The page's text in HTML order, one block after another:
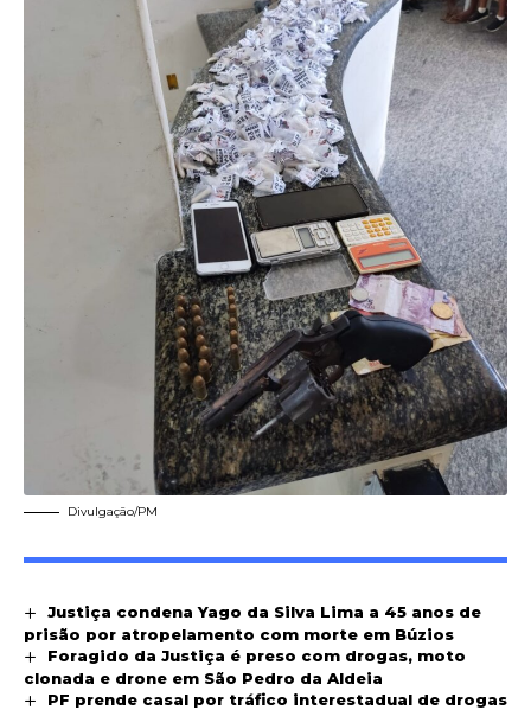
Divulgação/PM
Justiça condena Yago da Silva Lima a 45 anos de
prisão por atropelamento com morte em Búzios
Foragido da Justiça é preso com drogas, moto
clonada e drone em São Pedro da Aldeia
PF prende casal por tráfico interestadual de drogas